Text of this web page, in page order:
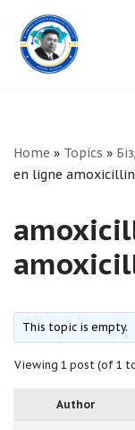
Skip
to
Home » Topics »
en ligne
This topic is empty.
Viewing 1 post (of 1
Author